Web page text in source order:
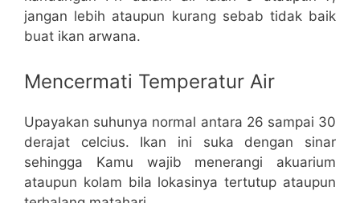
jangan lebih ataupun kurang sebab tidak baik
buat ikan arwana.
Mencermati Temperatur Air
Upayakan suhunya normal antara 26 sampai 30
derajat celcius. Ikan ini suka dengan sinar
sehingga Kamu wajib menerangi akuarium
ataupun kolam bila lokasinya tertutup ataupun